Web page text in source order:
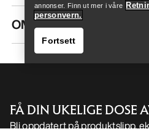
Finn butikk
OM OSS
FÅ DIN UKELIGE DOSE
Bli oppdatert på produktslipp,
annonser. Finn ut mer i våre
personvern.
Fortsett